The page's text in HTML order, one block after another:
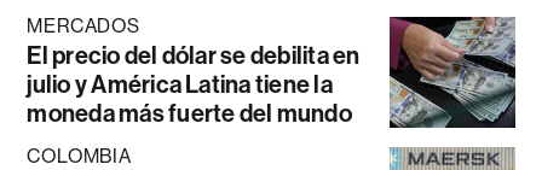
MERCADOS
El precio del dólar se debilita en
julio y América Latina tiene la
moneda más fuerte del mundo
COLOMBIA